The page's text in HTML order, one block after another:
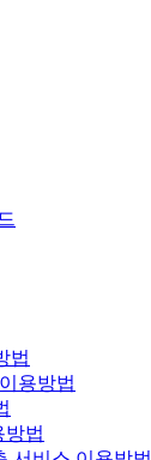
법
용방법
방법